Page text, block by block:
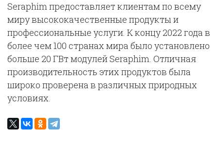
Seraphim предоставляет клиентам по всему
миру высококачественные продукты и
профессиональные услуги. К концу 2022 года в
более чем 100 странах мира было установлено
больше 20 ГВт модулей Seraphim. Отличная
производительность этих продуктов была
широко проверена в различных природных
условиях.